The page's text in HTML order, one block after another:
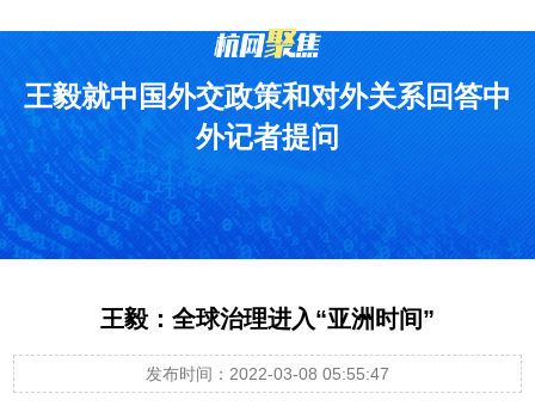
王毅就中国外交政策和对外关系回答中
外记者提问
王毅：全球治理进入“亚洲时间”
发布时间：2022-03-08 05:55:47